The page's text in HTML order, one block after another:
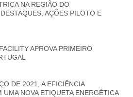
NA REGIÃO DO
AÇÕES PILOTO E
APROVA PRIMEIRO
DE 2021, A EFICIÊNCIA
UMA NOVA ETIQUETA ENERGÉTICA